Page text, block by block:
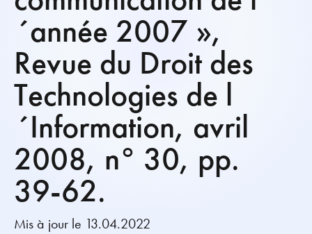
´année 2007 »,
Revue du Droit des
Technologies de l
´Information, avril
2008, n° 30, pp.
39-62.
Mis à jour le 13.04.2022